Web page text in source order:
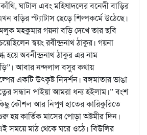
ঘাটাল এবং মহিষাদলের বনেদী বাড়ির
বড়ির স্ট্যাটাস ছেড়ে শিল্পকর্মে উঠেছে।
মহকুমার গয়না বড়ি দেখে তার ছবি
স্বয়ং রবীন্দ্রনাথ ঠাকুর। গয়না
হয়ে অবনীন্দ্রনাথ ঠাকুর এর নাম
আবার নন্দলাল বসুর কথায়
একটি উৎকৃষ্ট নিদর্শন। বঙ্গমাতার ভাঙা
সন্ধান পাইয়া আমরা ধন্য হইলাম।” বংশ
কৌশল আর নিপুণ হাতের কারিকুরিতে
হয় কার্তিক মাসের পোড়া অষ্টমীর দিন।
সময়ে মাঠ থেকে ঘরে ওঠে। বিউলির